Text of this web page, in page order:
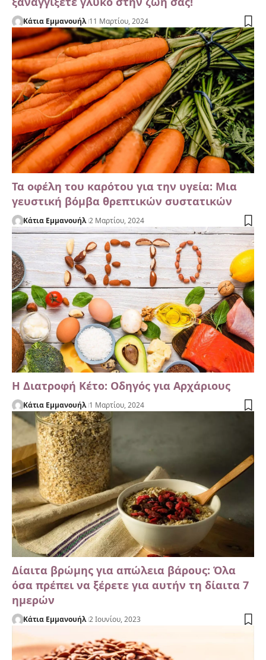
Κάτια Εμμανουήλ 11 Μαρτίου, 2024
Τα οφέλη του καρότου για την υγεία: Μια
γευστική βόμβα θρεπτικών συστατικών
Κάτια Εμμανουήλ 2 Μαρτίου, 2024
Η Διατροφή Κέτο: Οδηγός για Αρχάριους
Κάτια Εμμανουήλ 1 Μαρτίου, 2024
Δίαιτα βρώμης για απώλεια βάρους: Όλα
όσα πρέπει να ξέρετε για αυτήν τη δίαιτα 7
ημερών
Κάτια Εμμανουήλ 2 Ιουνίου, 2023